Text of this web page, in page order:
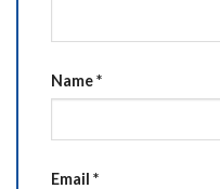
Name*
Email *